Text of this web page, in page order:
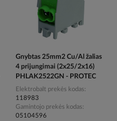
Gnybtas 25mm2 Cu/Al žalias
4 prijungimai (2x25/2x16)
PHLAK2522GN - PROTEC
Elektrobalt prekės kodas
118983
Gamintojo prekės kodas
05104596